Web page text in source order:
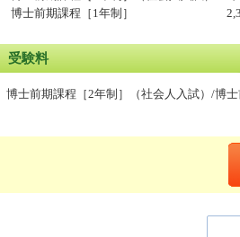
博士前期課程［1年制］
受験料
博士前期課程［2年制］（社会人入試）/博